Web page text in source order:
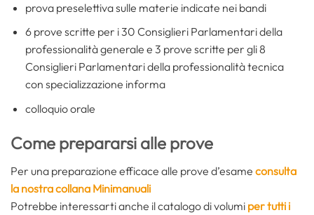
prova preselettiva sulle materie indicate nei bandi
6 prove scritte per i 30 Consiglieri Parlamentari della
professionalità generale e 3 prove scritte per gli 8
Consiglieri Parlamentari della professionalità tecnica
con specializzazione informa
colloquio orale
Come prepararsi alle prove
Per una preparazione efficace alle prove d’esame consulta
la nostra collana Minimanuali
Potrebbe interessarti anche il catalogo di volumi per tutti i